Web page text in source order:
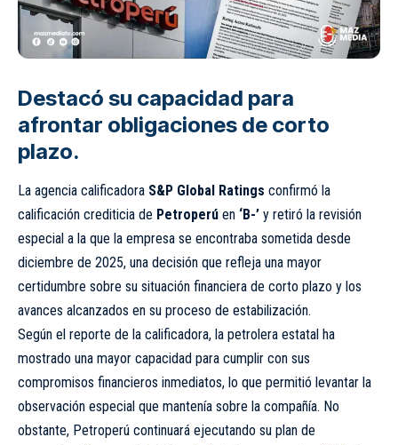
Destacó su capacidad para
afrontar obligaciones de corto
plazo.
La agencia calificadora S&P Global Ratings confirmó la
calificación crediticia de Petroperú en ‘B-’ y retiró la revisión
especial a la que la empresa se encontraba sometida desde
diciembre de 2025, una decisión que refleja una mayor
certidumbre sobre su situación financiera de corto plazo y los
avances alcanzados en su proceso de estabilización.
Según el reporte de la calificadora, la petrolera estatal ha
mostrado una mayor capacidad para cumplir con sus
compromisos financieros inmediatos, lo que permitió levantar la
observación especial que mantenía sobre la compañía. No
obstante, Petroperú continuará ejecutando su plan de